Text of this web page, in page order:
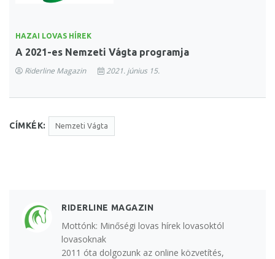
HAZAI LOVAS HÍREK
A 2021-es Nemzeti Vágta programja
Riderline Magazin 2021. június 15.
CÍMKÉK: Nemzeti Vágta
RIDERLINE MAGAZIN
Mottónk: Minőségi lovas hírek lovasoktól
lovasoknak
2011 óta dolgozunk az online közvetítés,